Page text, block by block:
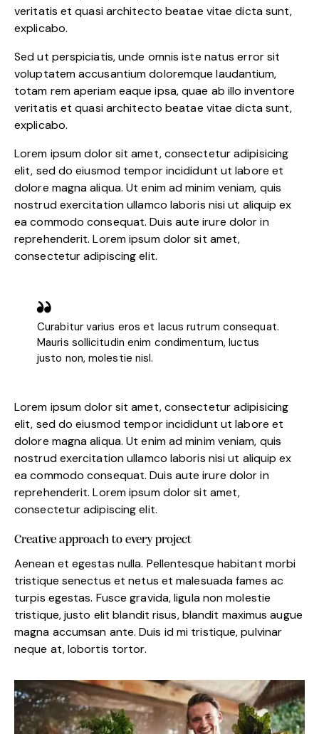
veritatis et quasi architecto beatae vitae dicta sunt,
explicabo.
Sed ut perspiciatis, unde omnis iste natus error sit
voluptatem accusantium doloremque laudantium,
totam rem aperiam eaque ipsa, quae ab illo inventore
veritatis et quasi architecto beatae vitae dicta sunt,
explicabo.
Lorem ipsum dolor sit amet, consectetur adipisicing
elit, sed do eiusmod tempor incididunt ut labore et
dolore magna aliqua. Ut enim ad minim veniam, quis
nostrud exercitation ullamco laboris nisi ut aliquip ex
ea commodo consequat. Duis aute irure dolor in
reprehenderit. Lorem ipsum dolor sit amet,
consectetur adipiscing elit.
Curabitur varius eros et lacus rutrum consequat.
Mauris sollicitudin enim condimentum, luctus
justo non, molestie nisl.
Lorem ipsum dolor sit amet, consectetur adipisicing
elit, sed do eiusmod tempor incididunt ut labore et
dolore magna aliqua. Ut enim ad minim veniam, quis
nostrud exercitation ullamco laboris nisi ut aliquip ex
ea commodo consequat. Duis aute irure dolor in
reprehenderit. Lorem ipsum dolor sit amet,
consectetur adipiscing elit.
Creative approach to every project
Aenean et egestas nulla. Pellentesque habitant morbi
tristique senectus et netus et malesuada fames ac
turpis egestas. Fusce gravida, ligula non molestie
tristique, justo elit blandit risus, blandit maximus augue
magna accumsan ante. Duis id mi tristique, pulvinar
neque at, lobortis tortor.